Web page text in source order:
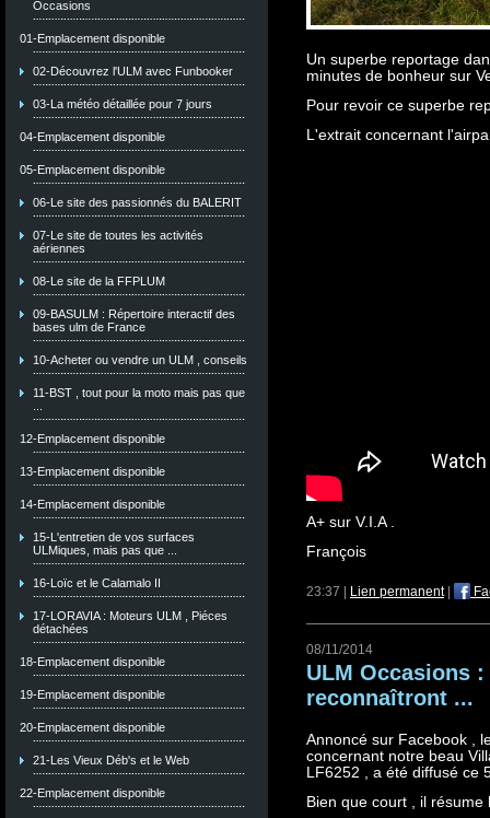
Occasions
01-Emplacement disponible
02-Découvrez l'ULM avec Funbooker
03-La météo détaillée pour 7 jours
04-Emplacement disponible
05-Emplacement disponible
06-Le site des passionnés du BALERIT
07-Le site de toutes les activités
aériennes
08-Le site de la FFPLUM
09-BASULM : Répertoire interactif des
bases ulm de France
10-Acheter ou vendre un ULM , conseils
11-BST , tout pour la moto mais pas que
12-Emplacement disponible
13-Emplacement disponible
14-Emplacement disponible
15-L'entretien de vos surfaces
ULMiques, mais pas que ...
16-Loïc et le Calamalo II
17-LORAVIA : Moteurs ULM , Piéces
détachées
18-Emplacement disponible
19-Emplacement disponible
20-Emplacement disponible
21-Les Vieux Déb's et le Web
22-Emplacement disponible
Un superbe reportage
minutes de bonheur sur
Pour revoir ce superbe
L'extrait concernant
A+ sur V.I.A .
François
23:37 | Lien permanent|
08/11/2014
ULM Occasions
reconnaîtront ...
Annoncé sur Facebook ,
concernant notre beau
LF6252 , a été diffusé ce
Bien que court , il